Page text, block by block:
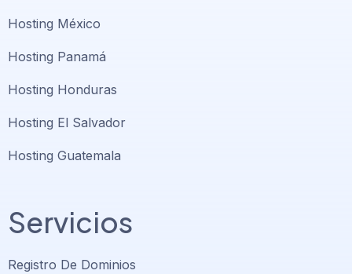
Hosting México
Hosting Panamá
Hosting Honduras
Hosting El Salvador
Hosting Guatemala
Servicios
Registro De Dominios